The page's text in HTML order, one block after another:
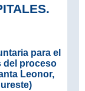
para el
del proceso
Leonor,